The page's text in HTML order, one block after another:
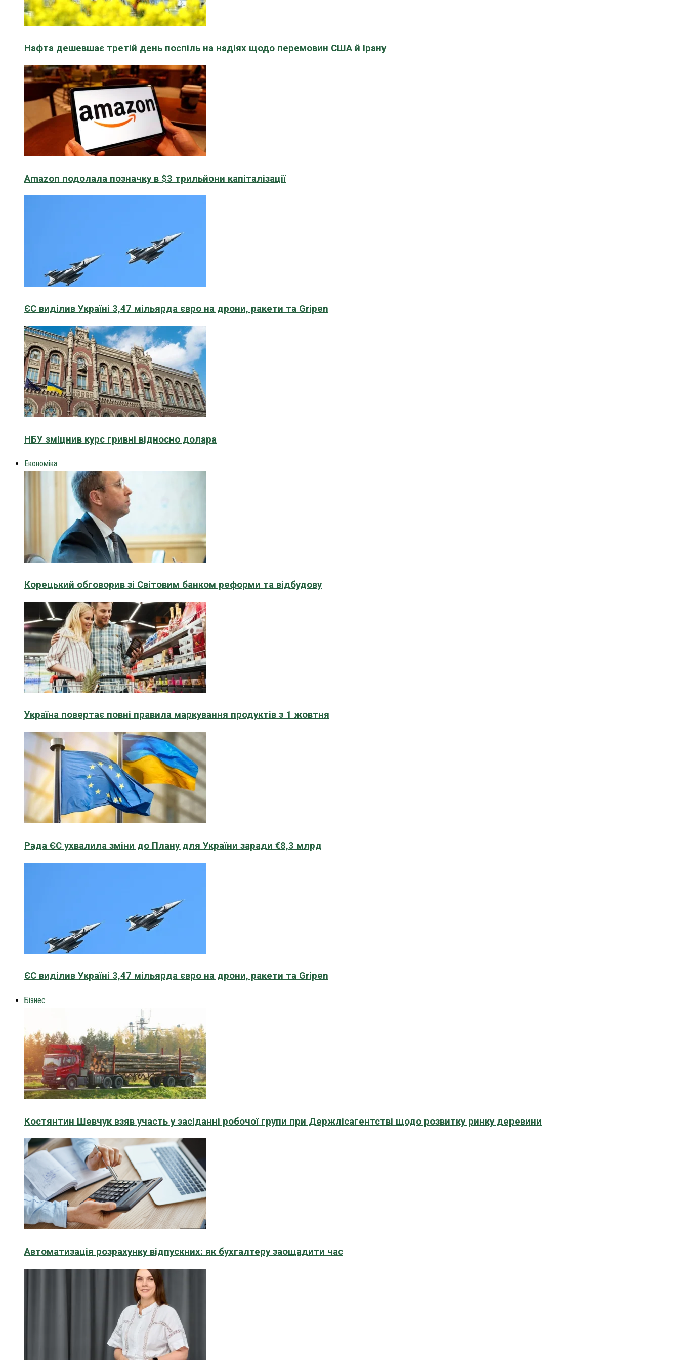
Нафта дешевшає третій день поспіль на надіях щодо перемовин США й Ірану
Amazon подолала позначку в $3 трильйони капіталізації
ЄС виділив Україні 3,47 мільярда євро на дрони, ракети та Gripen
НБУ зміцнив курс гривні відносно долара
Економіка
Корецький обговорив зі Світовим банком реформи та відбудову
Україна повертає повні правила маркування продуктів з 1 жовтня
Рада ЄС ухвалила зміни до Плану для України заради €8,3 млрд
ЄС виділив Україні 3,47 мільярда євро на дрони, ракети та Gripen
Бізнес
Костянтин Шевчук взяв участь у засіданні робочої групи при Держлісагентстві щодо розвитку ринку деревини
Автоматизація розрахунку відпускних: як бухгалтеру заощадити час